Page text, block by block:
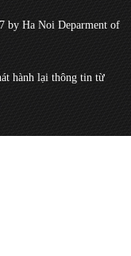
by Ha Noi Deparment of
hành lại thông tin từ